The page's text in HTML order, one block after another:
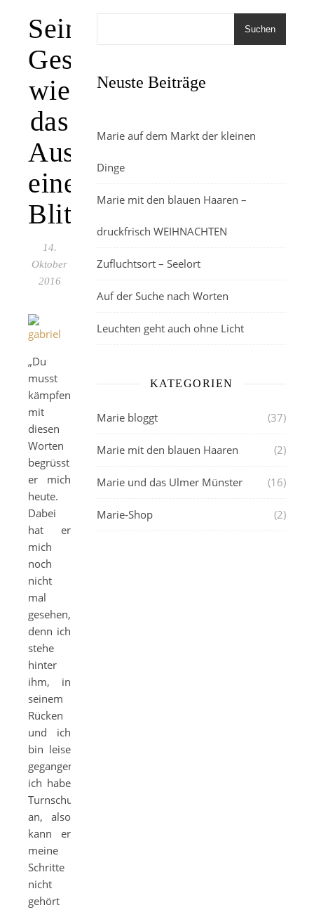
Sein
Gesicht,
wie
das
Aussehen
eines
Blitzes
14.
Oktober
2016
„Du
musst
kämpfen“,
mit
diesen
Worten
begrüsst
er mich
heute.
Dabei
hat er
mich
noch
nicht
mal
gesehen,
denn ich
stehe
hinter
ihm, in
seinem
Rücken
und ich
bin leise
gegangen,
ich habe
Turnschuhe
an, also
kann er
meine
Schritte
nicht
gehört
Suchen
Neuste Beiträge
Marie auf dem Markt der kleinen
Dinge
Marie mit den blauen Haaren –
druckfrisch WEIHNACHTEN
Zufluchtsort – Seelort
Auf der Suche nach Worten
Leuchten geht auch ohne Licht
KATEGORIEN
Marie bloggt (37)
Marie mit den blauen Haaren (2)
Marie und das Ulmer Münster (16)
Marie-Shop (2)